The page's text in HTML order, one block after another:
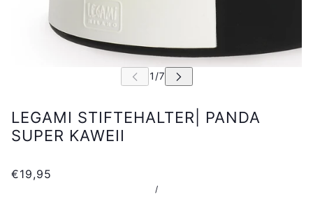
LEGAMI STIFTEHALTER| PANDA
SUPER KAWEII
€19,95
/